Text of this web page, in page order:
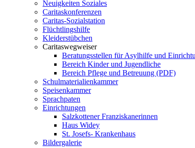
Neuigkeiten Soziales
Caritaskonferenzen
Caritas-Sozialstation
Flüchtlingshilfe
Kleiderstübchen
Caritaswegweiser
Beratungsstellen für Asylhilfe und
Bereich Kinder und Jugendliche
Bereich Pflege und Betreuung (PDF)
Schulmaterialienkammer
Speisenkammer
Sprachpaten
Einrichtungen
Salzkottener Franziskanerinnen
Haus Widey
St. Josefs- Krankenhaus
Bildergalerie